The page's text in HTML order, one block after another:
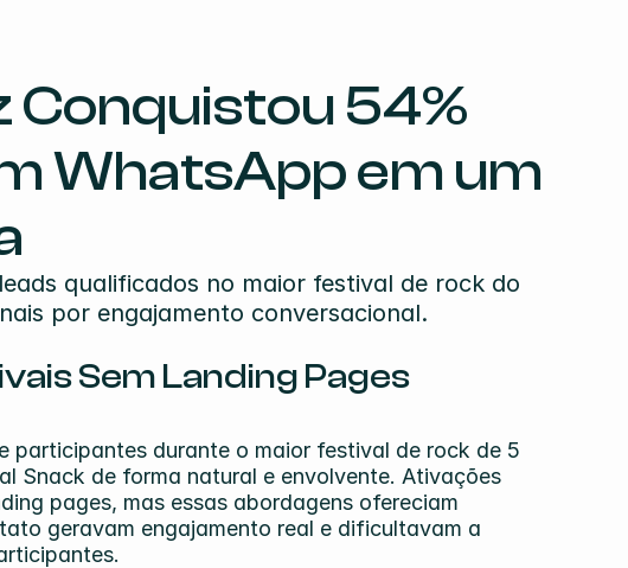
Conquistou 54%
WhatsApp em um
qualificados no maior festival de rock do
por engajamento conversacional.
Sem Landing Pages
participantes durante o maior festival de rock de 5
Snack de forma natural e envolvente. Ativações
pages, mas essas abordagens ofereciam
geravam engajamento real e dificultavam a